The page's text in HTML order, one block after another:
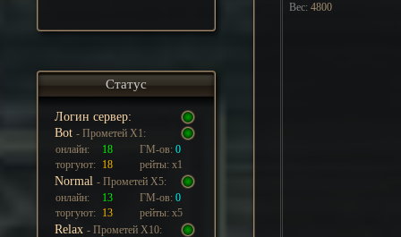
Вес: 4800
Статус
Логин сервер:
Bot - Прометей Х1:
онлайн:
18 ГМ-ов: 0
торгуют: 18 рейты: х1
Normal - Прометей Х5:
онлайн:
13 ГМ-ов: 0
торгуют: 13 рейты: х5
Relax - Прометей Х10: